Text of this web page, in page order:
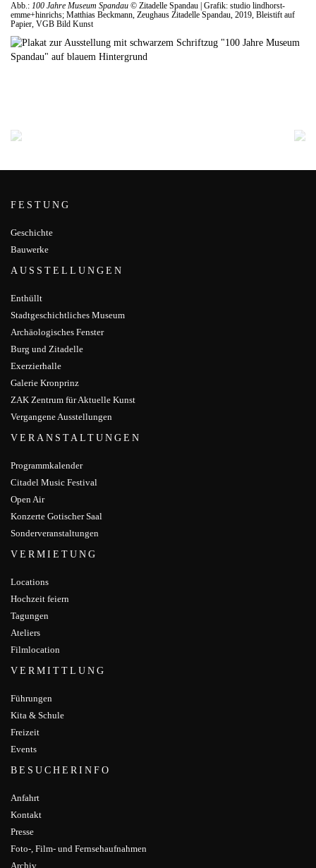
Abb.: 100 Jahre Museum Spandau © Zitadelle Spandau | Grafik: studio lindhorst-
emme+hinrichs; Matthias Beckmann, Zeughaus Zitadelle Spandau, 2019, Bleistift auf
Papier, VGB Bild Kunst
FESTUNG
Geschichte
Bauwerke
AUSSTELLUNGEN
Enthüllt
Stadtgeschichtliches Museum
Archäologisches Fenster
Burg und Zitadelle
Exerzierhalle
Galerie Kronprinz
ZAK Zentrum für Aktuelle Kunst
Vergangene Ausstellungen
VERANSTALTUNGEN
Programmkalender
Citadel Music Festival
Open Air
Konzerte Gotischer Saal
Sonderveranstaltungen
VERMIETUNG
Locations
Hochzeit feiern
Tagungen
Ateliers
Filmlocation
VERMITTLUNG
Führungen
Kita & Schule
Freizeit
Events
BESUCHERINFO
Anfahrt
Kontakt
Presse
Foto-, Film- und Fernsehaufnahmen
Archiv